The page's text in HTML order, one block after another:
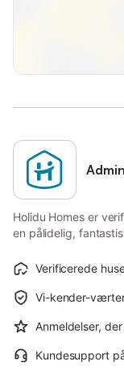
Holidu Homes er
en pålidelig,
Verificerede
Vi-kender-
Anmeldelser,
Kundesupport